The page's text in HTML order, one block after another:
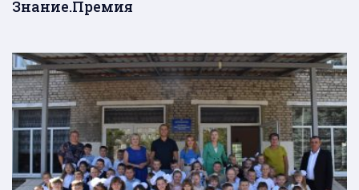
Знание.Премия